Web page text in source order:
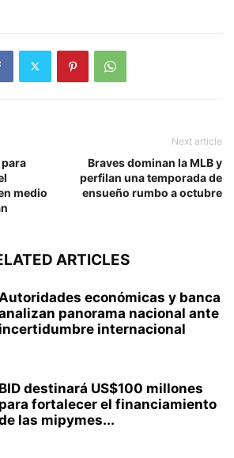
medio
Next article
Braves dominan la MLB y
perfilan una temporada de
ensueño rumbo a octubre
ARTICLES
económicas y banca
panorama nacional ante
incertidumbre internacional
BID destinará US$100 millones
para fortalecer el financiamiento
las mipymes...